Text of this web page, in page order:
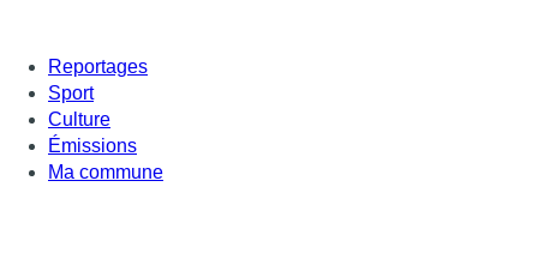
Reportages
Sport
Culture
Émissions
Ma commune